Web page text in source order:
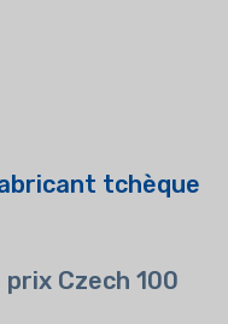
tchèque
Czech 100